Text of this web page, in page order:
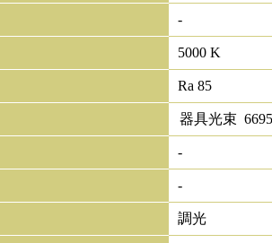
-
5000 K
Ra 85
器具光束
-
-
調光